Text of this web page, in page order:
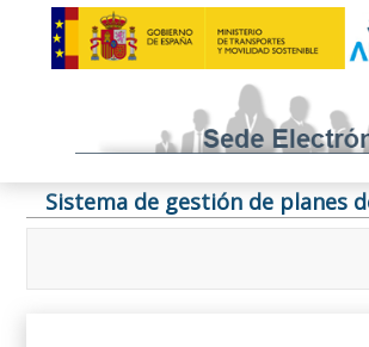
Sistema de gestión de planes